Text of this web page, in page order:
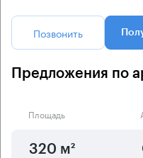
Позвонить
Предложения по
Площадь
320 м²